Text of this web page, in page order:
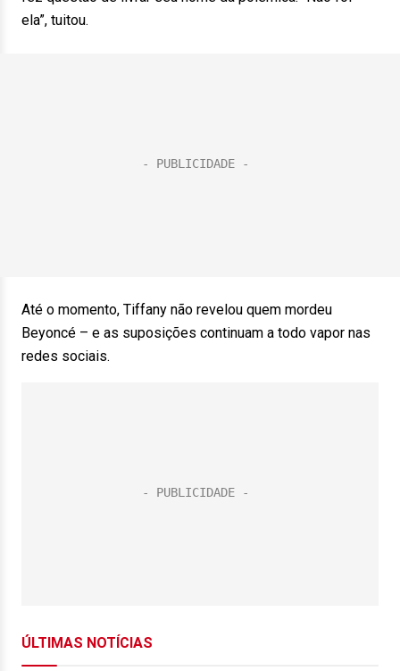
ela”, tuitou.
Até o momento, Tiffany não revelou quem mordeu
Beyoncé – e as suposições continuam a todo vapor nas
redes sociais.